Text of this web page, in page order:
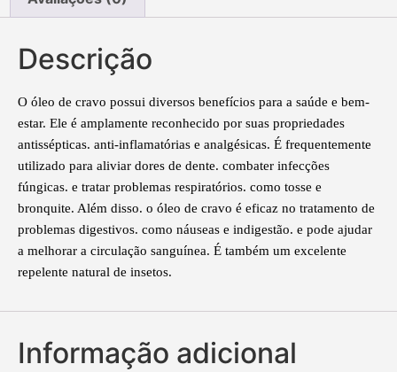
Descrição
O óleo de cravo possui diversos benefícios para a saúde e bem-
estar. Ele é amplamente reconhecido por suas propriedades
antissépticas. anti-inflamatórias e analgésicas. É frequentemente
utilizado para aliviar dores de dente. combater infecções
fúngicas. e tratar problemas respiratórios. como tosse e
bronquite. Além disso. o óleo de cravo é eficaz no tratamento de
problemas digestivos. como náuseas e indigestão. e pode ajudar
a melhorar a circulação sanguínea. É também um excelente
repelente natural de insetos.
Informação adicional